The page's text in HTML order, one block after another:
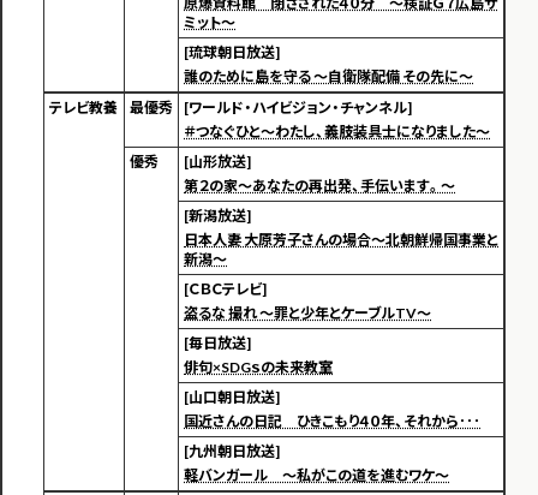
ミット～
[琉球朝日放送]
誰のために島を守る ～自衛隊配備 その先に～
テレビ教養
最優秀
[ワールド・ハイビジョン・チャンネル]
＃つなぐひと～わたし、義肢装具士になりました～
優秀
[山形放送]
第２の家～あなたの再出発、手伝います。～
[新潟放送]
日本人妻 大原芳子さんの場合～北朝鮮帰国事業と
新潟～
[ＣＢＣテレビ]
盗るな 撮れ ～罪と少年とケーブルTV～
[毎日放送]
俳句×SDGｓの未来教室
[山口朝日放送]
国近さんの日記 ひきこもり４０年、それから･･･
[九州朝日放送]
軽バンガール ～私がこの道を進むワケ～